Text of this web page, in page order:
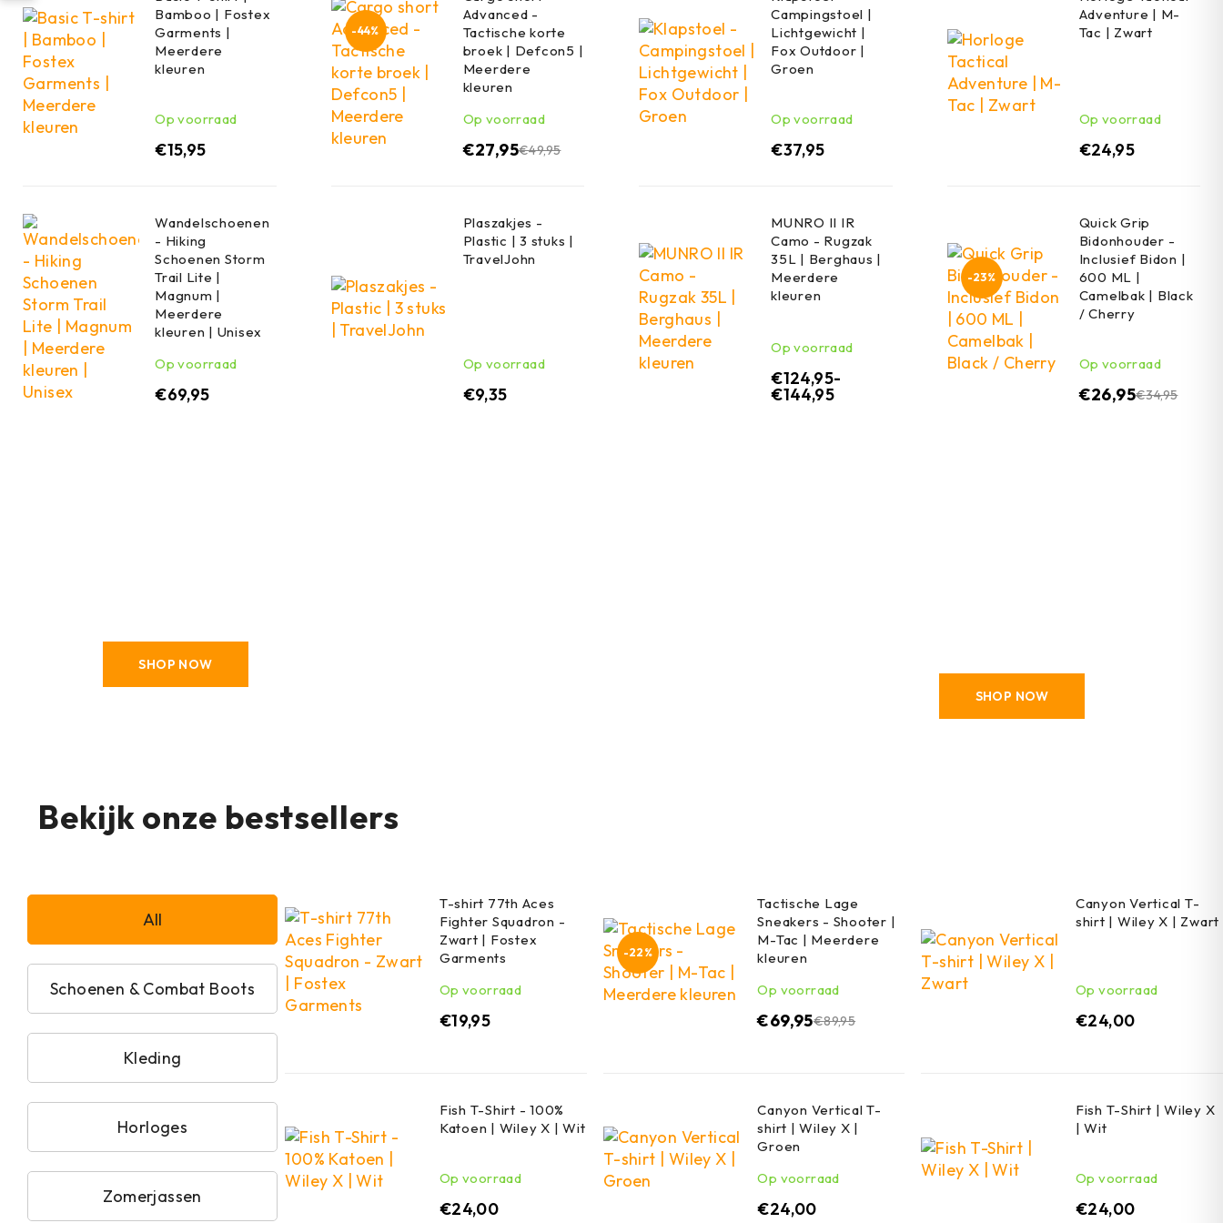
Bamboo | Fostex
Garments |
Meerdere
kleuren
Op voorraad
€15,95
-44%
Advanced -
Tactische korte
broek | Defcon5 |
Meerdere
kleuren
Op voorraad
€49,95
€27,95
Campingstoel |
Lichtgewicht |
Fox Outdoor |
Groen
Op voorraad
€37,95
Adventure | M-
Tac | Zwart
Op voorraad
€24,95
Wandelschoenen
- Hiking
Schoenen Storm
Trail Lite |
Magnum |
Meerdere
kleuren | Unisex
Op voorraad
€69,95
Plaszakjes -
Plastic | 3 stuks |
TravelJohn
Op voorraad
€9,35
MUNRO II IR
Camo - Rugzak
35L | Berghaus |
Meerdere
kleuren
Op voorraad
€124,95-
€144,95
-23%
Quick Grip
Bidonhouder -
Inclusief Bidon |
600 ML |
Camelbak | Black
/ Cherry
Op voorraad
€34,95
€26,95
SHOP NOW
SHOP NOW
Bekijk onze bestsellers
All
Schoenen & Combat Boots
Kleding
Horloges
Zomerjassen
T-shirt 77th Aces
Fighter Squadron -
Zwart | Fostex
Garments
Op voorraad
€19,95
-22%
Tactische Lage
Sneakers - Shooter |
M-Tac | Meerdere
kleuren
Op voorraad
€89,95
€69,95
Canyon Vertical T-
shirt | Wiley X | Zwart
Op voorraad
€24,00
Fish T-Shirt - 100%
Katoen | Wiley X | Wit
Op voorraad
€24,00
Canyon Vertical T-
shirt | Wiley X |
Groen
Op voorraad
€24,00
Fish T-Shirt | Wiley X
| Wit
Op voorraad
€24,00